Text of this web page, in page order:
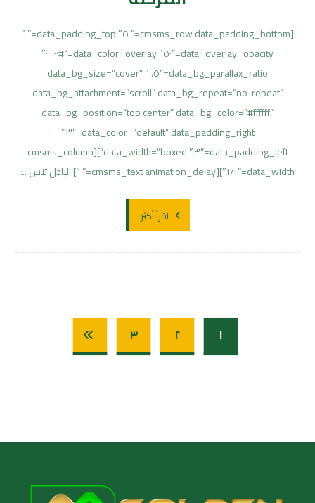
[cmsms_row data_padding_bottom=”٥٠″ data_padding_top=”٠″
data_overlay_opacity=”٥٠″ data_color_overlay=”#٠٠٠٠٠٠″
data_bg_parallax_ratio=”٠.٥″ data_bg_size=”cover”
data_bg_attachment=”scroll” data_bg_repeat=”no-repeat”
data_bg_position=”top center” data_bg_color=”#ffffff”
data_color=”default” data_padding_right=”٣″
data_padding_left=”٣″ data_width=”boxed”][cmsms_column
data_width=”١/١″][cmsms_text animation_delay=”٠″] البادل تنس ...
اقرأ أكثر
١ ٢ ٣